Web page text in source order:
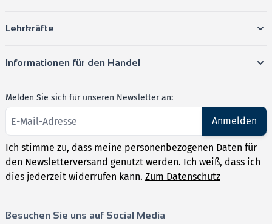
Lehrkräfte
Informationen für den Handel
Melden Sie sich für unseren Newsletter an:
Anmelden
Ich stimme zu, dass meine personenbezogenen Daten für
den Newsletterversand genutzt werden. Ich weiß, dass ich
dies jederzeit widerrufen kann. Zum Datenschutz
Besuchen Sie uns auf Social Media